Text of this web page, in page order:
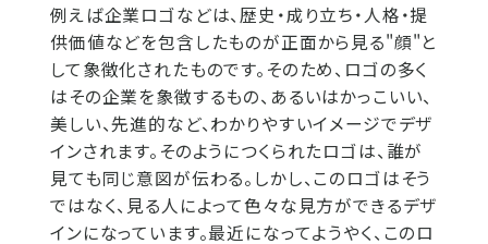
例えば企業ロゴなどは、歴史・成り立ち・人格・提
供価値などを包含したものが正面から見る"顔"と
して象徴化されたものです。そのため、ロゴの多く
はその企業を象徴するもの、あるいはかっこいい、
美しい、先進的など、わかりやすいイメージでデザ
インされます。そのようにつくられたロゴは、誰が
見ても同じ意図が伝わる。しかし、このロゴはそう
ではなく、見る人によって色々な見方ができるデザ
インになっています。最近になってようやく、このロ